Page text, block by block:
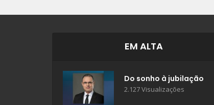
EM ALTA
Do sonho à jubilação
2.127 Visualizações